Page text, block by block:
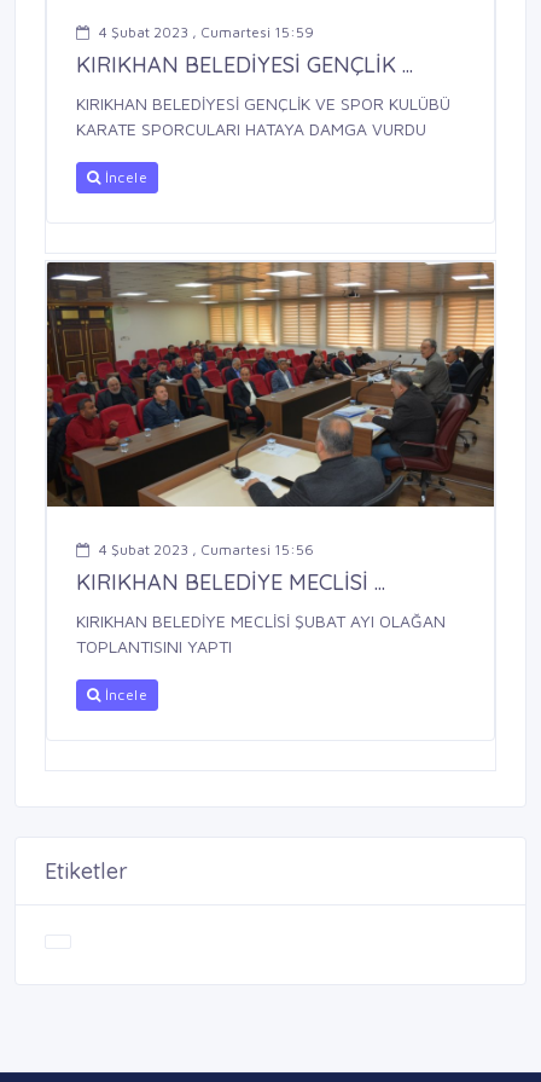
4 Şubat 2023 , Cumartesi 15:59
KIRIKHAN BELEDİYESİ GENÇLİK ...
KIRIKHAN BELEDİYESİ GENÇLİK VE SPOR KULÜBÜ
KARATE SPORCULARI HATAYA DAMGA VURDU
İncele
4 Şubat 2023 , Cumartesi 15:56
KIRIKHAN BELEDİYE MECLİSİ ...
KIRIKHAN BELEDİYE MECLİSİ ŞUBAT AYI OLAĞAN
TOPLANTISINI YAPTI
İncele
Etiketler